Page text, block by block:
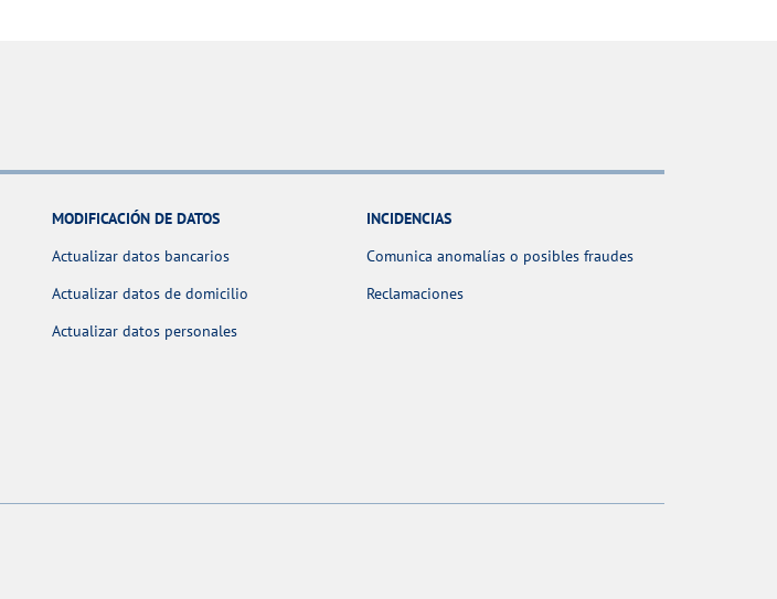
MODIFICACIÓN DE DATOS
Actualizar datos bancarios
Actualizar datos de domicilio
Actualizar datos personales
INCIDENCIAS
Comunica anomalías o posibles fraudes
Reclamaciones